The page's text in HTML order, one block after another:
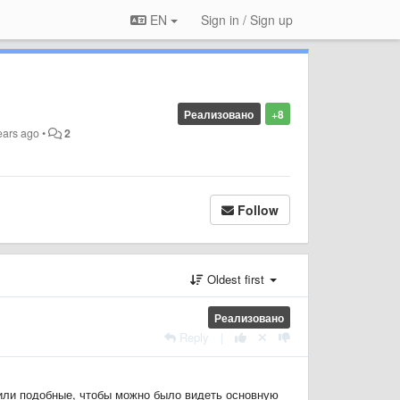
EN Sign in / Sign up
+8
Реализовано
ago• 2
Follow
Oldest first
Реализовано
Reply
подобные, чтобы можно было видеть основную